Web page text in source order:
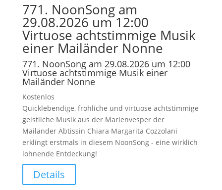
771. NoonSong am
29.08.2026 um 12:00
Virtuose achtstimmige Musik
einer Mailänder Nonne
771. NoonSong am 29.08.2026 um 12:00
Virtuose achtstimmige Musik einer
Mailänder Nonne
Kostenlos
Quicklebendige, fröhliche und virtuose achtstimmige
geistliche Musik aus der Marienvesper der
Mailänder Äbtissin Chiara Margarita Cozzolani
erklingt erstmals in diesem NoonSong - eine wirklich
lohnende Entdeckung!
Details